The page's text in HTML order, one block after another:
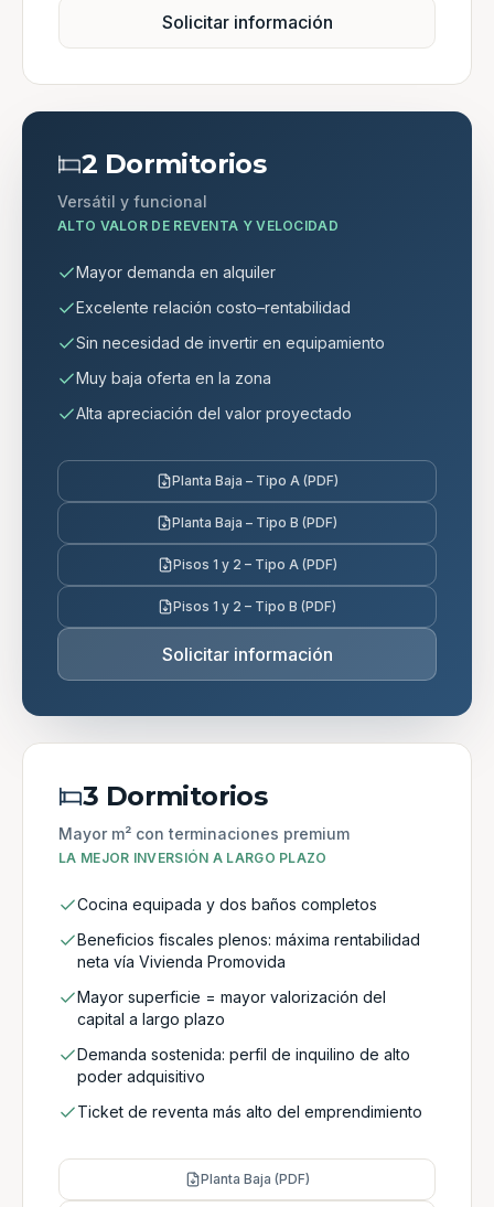
Solicitar información
2 Dormitorios
Versátil y funcional
ALTO VALOR DE REVENTA Y VELOCIDAD
Mayor demanda en alquiler
Excelente relación costo–rentabilidad
Sin necesidad de invertir en equipamiento
Muy baja oferta en la zona
Alta apreciación del valor proyectado
Planta Baja – Tipo A (PDF)
Planta Baja – Tipo B (PDF)
Pisos 1 y 2 – Tipo A (PDF)
Pisos 1 y 2 – Tipo B (PDF)
Solicitar información
3 Dormitorios
Mayor m² con terminaciones premium
LA MEJOR INVERSIÓN A LARGO PLAZO
Cocina equipada y dos baños completos
Beneficios fiscales plenos: máxima rentabilidad
neta vía Vivienda Promovida
Mayor superficie = mayor valorización del
capital a largo plazo
Demanda sostenida: perfil de inquilino de alto
poder adquisitivo
Ticket de reventa más alto del emprendimiento
Planta Baja (PDF)